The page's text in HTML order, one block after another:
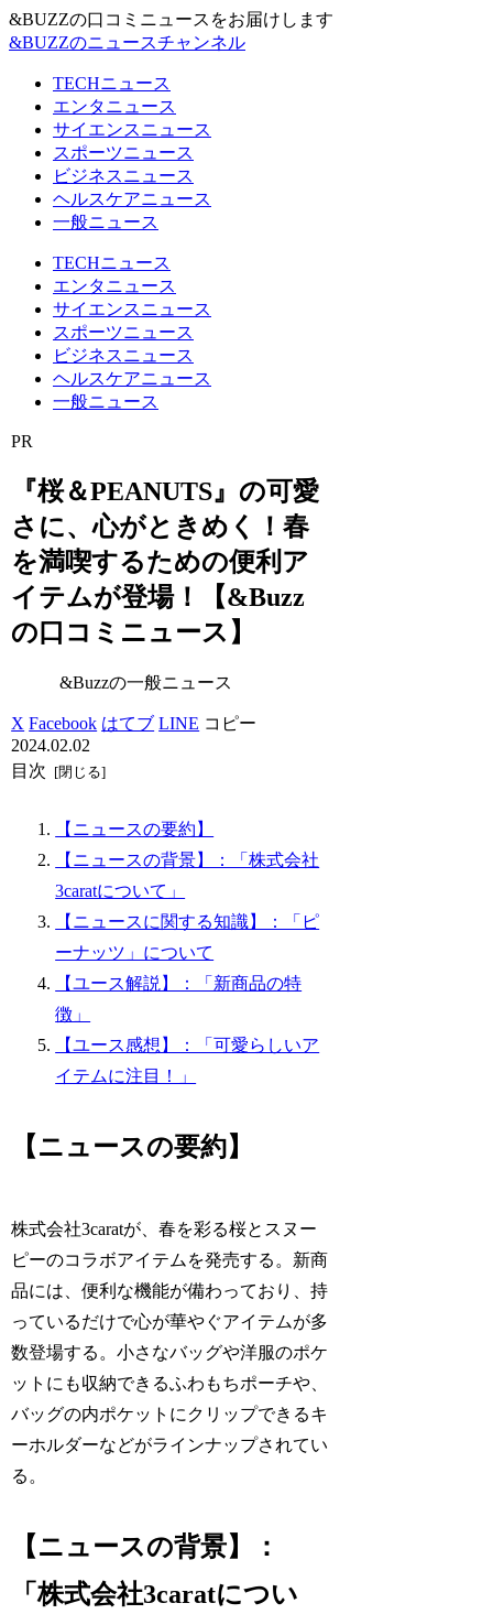
&BUZZの口コミニュースをお届けします
&BUZZのニュースチャンネル
TECHニュース
エンタニュース
サイエンスニュース
スポーツニュース
ビジネスニュース
ヘルスケアニュース
一般ニュース
TECHニュース
エンタニュース
サイエンスニュース
スポーツニュース
ビジネスニュース
ヘルスケアニュース
一般ニュース
PR
『桜＆PEANUTS』の可愛
さに、心がときめく！春
を満喫するための便利ア
イテムが登場！【&Buzz
の口コミニュース】
&Buzzの一般ニュース
X Facebook はてブ LINE コピー
2024.02.02
目次
【ニュースの要約】
【ニュースの背景】：「株式会社
3caratについて」
【ニュースに関する知識】：「ピ
ーナッツ」について
【ユース解説】：「新商品の特
徴」
【ユース感想】：「可愛らしいア
イテムに注目！」
【ニュースの要約】
株式会社3caratが、春を彩る桜とスヌー
ピーのコラボアイテムを発売する。新商
品には、便利な機能が備わっており、持
っているだけで心が華やぐアイテムが多
数登場する。小さなバッグや洋服のポケ
ットにも収納できるふわもちポーチや、
バッグの内ポケットにクリップできるキ
ーホルダーなどがラインナップされてい
る。
【ニュースの背景】：
「株式会社3caratについ